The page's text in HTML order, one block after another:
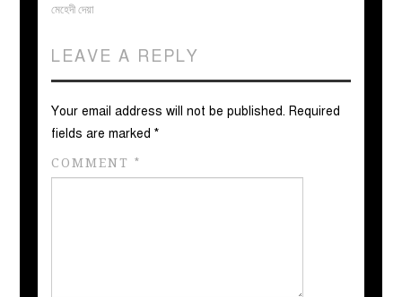
মেহেদী দেয়া
LEAVE A REPLY
Your email address will not be published. Required
fields are marked*
COMMENT*